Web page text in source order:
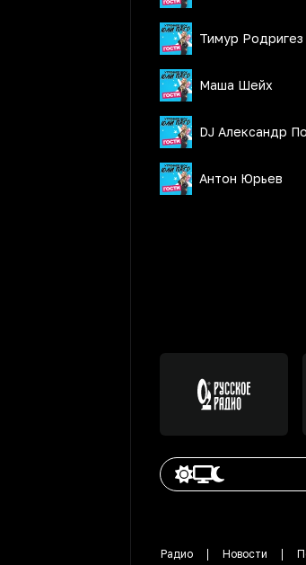
Тимур Родригез
Маша Шейх
DJ Александр
Антон Юрьев
Радио Новости